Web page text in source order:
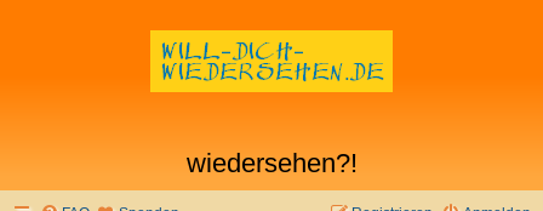
wiedersehen?!